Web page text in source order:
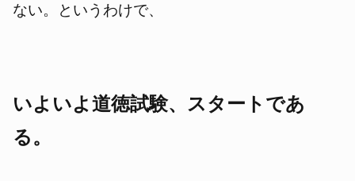
ない。というわけで、
いよいよ道徳試験、スタートであ
る。